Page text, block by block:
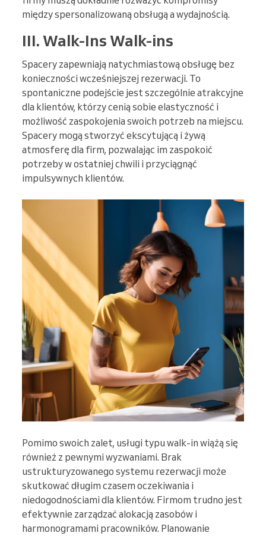
między spersonalizowaną obsługą a wydajnością.
III. Walk-Ins Walk-ins
Spacery zapewniają natychmiastową obsługę bez
konieczności wcześniejszej rezerwacji. To
spontaniczne podejście jest szczególnie atrakcyjne
dla klientów, którzy cenią sobie elastyczność i
możliwość zaspokojenia swoich potrzeb na miejscu.
Spacery mogą stworzyć ekscytującą i żywą
atmosferę dla firm, pozwalając im zaspokoić
potrzeby w ostatniej chwili i przyciągnąć
impulsywnych klientów.
Pomimo swoich zalet, usługi typu walk-in wiążą się
również z pewnymi wyzwaniami. Brak
ustrukturyzowanego systemu rezerwacji może
skutkować długim czasem oczekiwania i
niedogodnościami dla klientów. Firmom trudno jest
efektywnie zarządzać alokacją zasobów i
harmonogramami pracowników. Planowanie